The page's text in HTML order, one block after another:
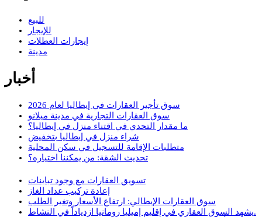
للبيع
للإيجار
إيجارات العطلات
مدينة
أخبار
سوق تأجير العقارات في إيطاليا لعام 2026
سوق العقارات التجارية في مدينة ميلانو
ما مقدار التحدي في اقتناء منزل في إيطاليا؟
شراء منزل في إيطاليا بتخفيض
متطلبات الإقامة للتسجيل في سكن المحلية
تحديث الشقة: من يمكننا اختياره؟
تسويق العقارات مع وجود تباينات
إعادة تركيب عداد الغاز
سوق العقارات الإيطالي: ارتفاع الأسعار وتغير الطلب
يشهد السوق العقاري في إقليم إميليا رومانيا ازدياداً في النشاط.